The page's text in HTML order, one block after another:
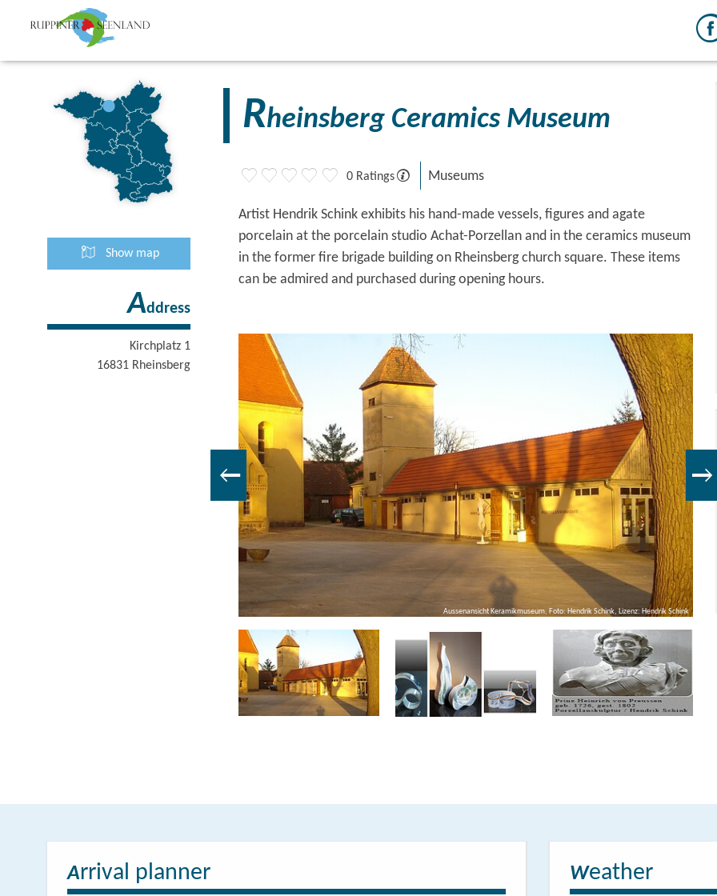
Show map
Address
Kirchplatz 1
16831 Rheinsberg
Rheinsberg Ceramics Museum
0 Ratings Museums
Artist Hendrik Schink exhibits his hand-made vessels, figures and agate
porcelain at the porcelain studio Achat-Porzellan and in the ceramics museum
in the former fire brigade building on Rheinsberg church square. These items
can be admired and purchased during opening hours.
Aussenansicht Keramikmuseum, Foto: Hendrik Schink, Lizenz: Hendrik Schink
Arrival planner Weather